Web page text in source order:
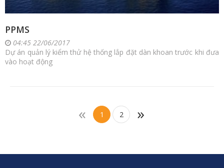
PPMS
04:45 22/06/2017
Dự án quản lý kiểm thử hệ thống lắp đặt dàn khoan trước khi đưa
vào hoạt động
« 1 2 »